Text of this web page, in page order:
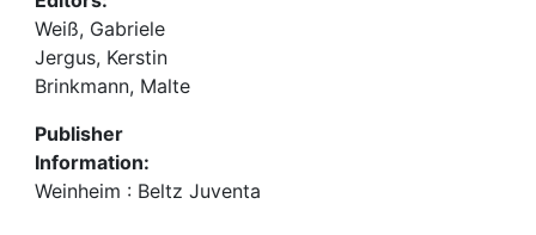
Weiß, Gabriele
Jergus, Kerstin
Brinkmann, Malte
Publisher
Information:
Weinheim : Beltz Juventa